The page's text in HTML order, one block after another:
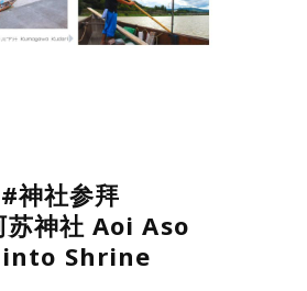
#神社参拜
苏神社 Aoi Aso
Shrine